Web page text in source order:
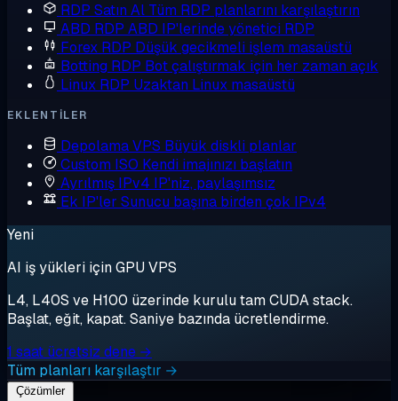
RDP Satın Al Tüm RDP planlarını karşılaştırın
ABD RDP ABD IP'lerinde yönetici RDP
Forex RDP Düşük gecikmeli işlem masaüstü
Botting RDP Bot çalıştırmak için her zaman açık
Linux RDP Uzaktan Linux masaüstü
EKLENTILER
Depolama VPS Büyük diskli planlar
Custom ISO Kendi imajınızı başlatın
Ayrılmış IPv4 IP'niz, paylaşımsız
Ek IP'ler Sunucu başına birden çok IPv4
Yeni
AI iş yükleri için GPU VPS
L4, L40S ve H100 üzerinde kurulu tam CUDA stack.
Başlat, eğit, kapat. Saniye bazında ücretlendirme.
1 saat ücretsiz dene →
Tüm planları karşılaştır →
Çözümler